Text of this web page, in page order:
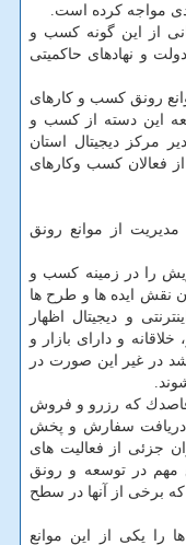
مواجه كرده است.
از این گونه كسب و
و نهادهای حاكمیتی
رونق كسب و كارهای
این دسته از كسب و
مركز دیجیتال استان
فعالان كسب وكارهای
از موانع رونق
سال 82 فعالیت خویش را در زمینه كسب و
نقش ایده ها و طرح ها
و دیجیتال اظهار
و دارای بازار و
در غیر این صورت در
قاصدك كه رزرو و فروش
دریافت سفارش و پخش
جزئی از فعالیت های
مهم در توسعه و رونق
برخی از آنها در سطح
را یكی از این موانع